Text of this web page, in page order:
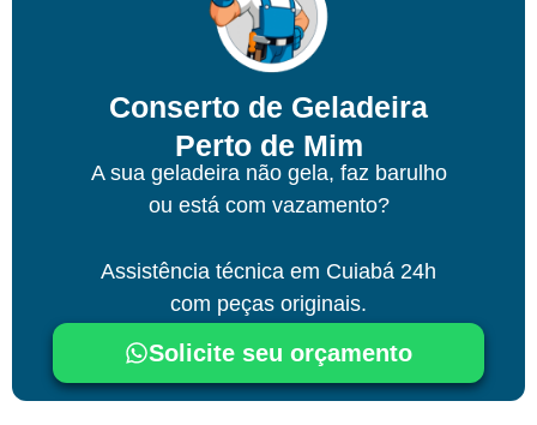
Conserto de Geladeira
Perto de Mim
A sua geladeira não gela, faz barulho
ou está com vazamento?
Assistência técnica em Cuiabá 24h
com peças originais.
Solicite seu orçamento